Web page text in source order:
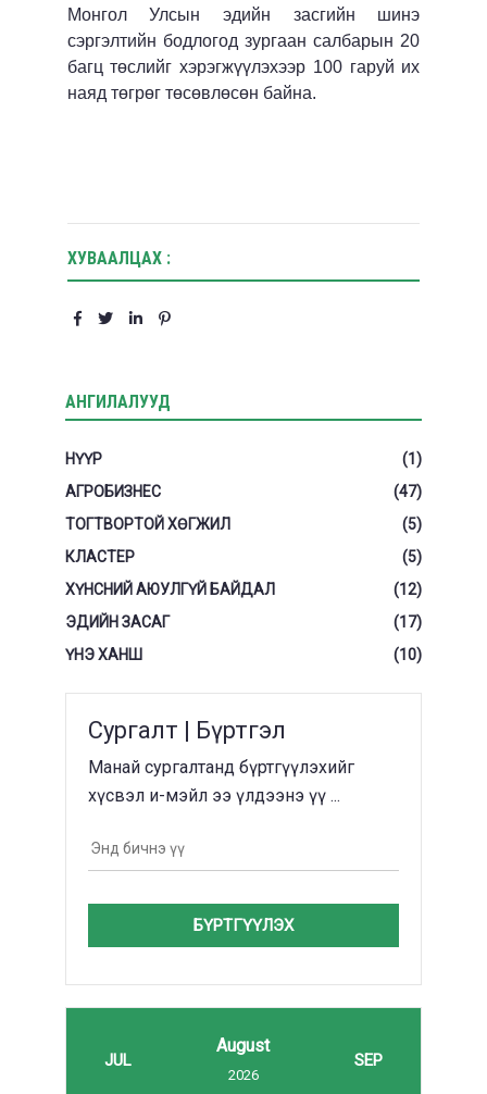
Монгол Улсын эдийн засгийн шинэ
сэргэлтийн бодлогод зургаан салбарын 20
багц төслийг хэрэгжүүлэхээр 100 гаруй их
наяд төгрөг төсөвлөсөн байна.
ХУВААЛЦАХ :
АНГИЛАЛУУД
НҮҮР
(1)
АГРОБИЗНЕС
(47)
ТОГТВОРТОЙ ХӨГЖИЛ
(5)
КЛАСТЕР
(5)
ХҮНСНИЙ АЮУЛГҮЙ БАЙДАЛ
(12)
ЭДИЙН ЗАСАГ
(17)
ҮНЭ ХАНШ
(10)
Сургалт | Бүртгэл
Манай сургалтанд бүртгүүлэхийг
хүсвэл и-мэйл ээ үлдээнэ үү ...
БҮРТГҮҮЛЭХ
JUL
August
2026
SEP